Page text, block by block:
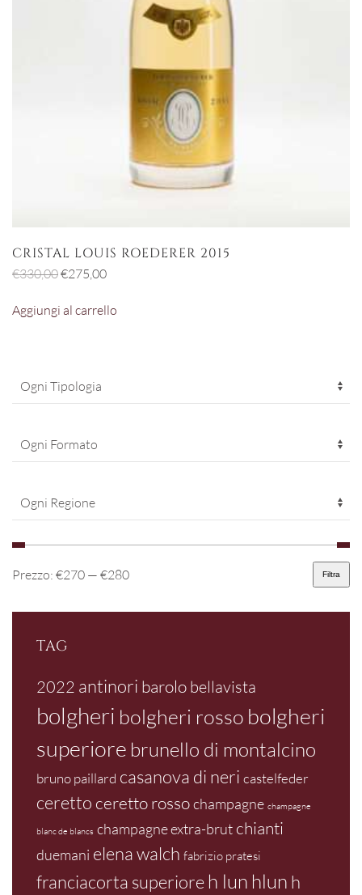
CRISTAL LOUIS ROEDERER 2015
€330,00Il
originale
€275,00Il
attuale
Aggiungi al carrello
Prezzo
Prezzo
Filtra
Prezzo: €270 — €280
TAG
2022 antinori barolo bellavista
bolgheri bolgheri rosso bolgheri
superiore brunello di montalcino
bruno paillard casanova di neri castelfeder
ceretto ceretto rossochampagne champagne
blanc de blancs champagne extra-brut chianti
duemani elena walch fabrizio pratesi
franciacorta superiore h lun hlun h